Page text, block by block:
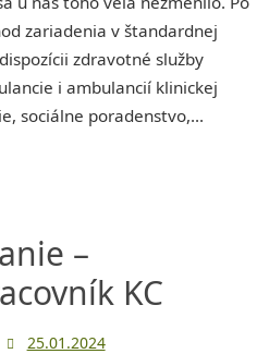
zariadenia v štandardnej
zdravotné služby
i ambulancií klinickej
sociálne poradenstvo,…
–
KC
25.01.2024